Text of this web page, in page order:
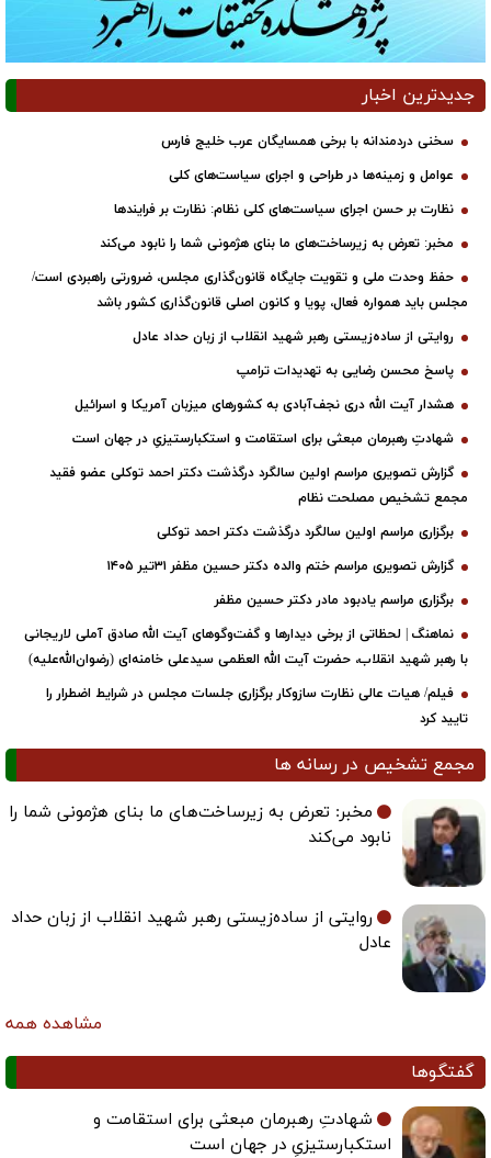
جدیدترین اخبار
سخنی دردمندانه با برخی همسایگان عرب خلیج فارس
عوامل و زمینه‌ها در طراحی و اجرای سیاست‌های کلی
نظارت بر حسن اجرای سیاست‌های کلی نظام: نظارت بر فرایندها
مخبر: تعرض به زیرساخت‌های ما بنای هژمونی شما را نابود می‌کند
حفظ وحدت ملی و تقویت جایگاه قانون‌گذاری مجلس، ضرورتی راهبردی است/
مجلس باید همواره فعال، پویا و کانون اصلی قانون‌گذاری کشور باشد
روایتی از ساده‌زیستی رهبر شهید انقلاب از زبان حداد عادل
پاسخ محسن رضایی به تهدیدات ترامپ
هشدار آیت الله دری نجف‌آبادی به کشورهای میزبان آمریکا و اسرائیل
شهادتِ رهبرمان مبعثی برای استقامت و استکبارستیزیِ در جهان است
گزارش تصویری مراسم اولین سالگرد درگذشت دکتر احمد توکلی عضو فقید
مجمع تشخیص مصلحت نظام
برگزاری مراسم اولین سالگرد درگذشت دکتر احمد توکلی
گزارش تصویری مراسم ختم والده دکتر حسین مظفر ۳۱تیر ۱۴۰۵
برگزاری مراسم یادبود مادر دکتر حسین مظفر
نماهنگ | لحظاتی از برخی دیدارها و گفت‌وگوهای آیت ‌الله صادق آملی لاریجانی
با رهبر شهید انقلاب، حضرت آیت‌ الله العظمی سیدعلی خامنه‌ای (رضوان‌الله‌علیه)
فیلم/ هیات عالی نظارت سازوکار برگزاری جلسات مجلس در شرایط اضطرار را
تایید کرد
مجمع تشخیص در رسانه ها
مخبر: تعرض به زیرساخت‌های ما بنای هژمونی شما را
نابود می‌کند
روایتی از ساده‌زیستی رهبر شهید انقلاب از زبان حداد
عادل
مشاهده همه
گفتگوها
شهادتِ رهبرمان مبعثی برای استقامت و
استکبارستیزیِ در جهان است